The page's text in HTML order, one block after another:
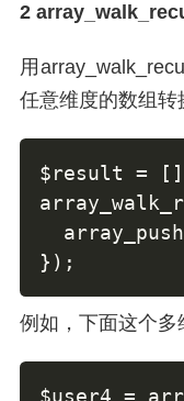
2
用
任意维度的数组转
$result =
});
例如，下面这个多
$user4 =